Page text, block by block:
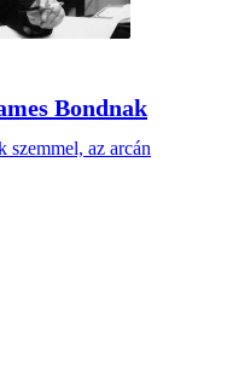
Bondnak
az arcán